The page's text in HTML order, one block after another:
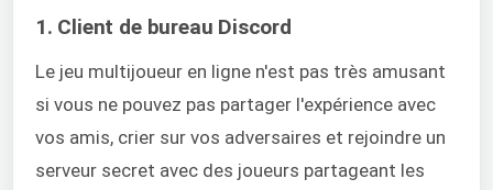
1. Client de bureau Discord
Le jeu multijoueur en ligne n'est pas très amusant
si vous ne pouvez pas partager l'expérience avec
vos amis, crier sur vos adversaires et rejoindre un
serveur secret avec des joueurs partageant les